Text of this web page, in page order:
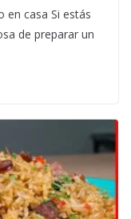
en casa Si estás
de preparar un